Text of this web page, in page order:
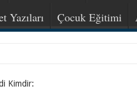
Yazıları Çocuk Eğitimi
Kimdir: